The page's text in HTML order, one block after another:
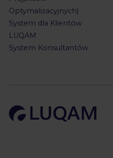
Optymalizacyjnych)
System dla Klientów
LUQAM
System Konsultantów